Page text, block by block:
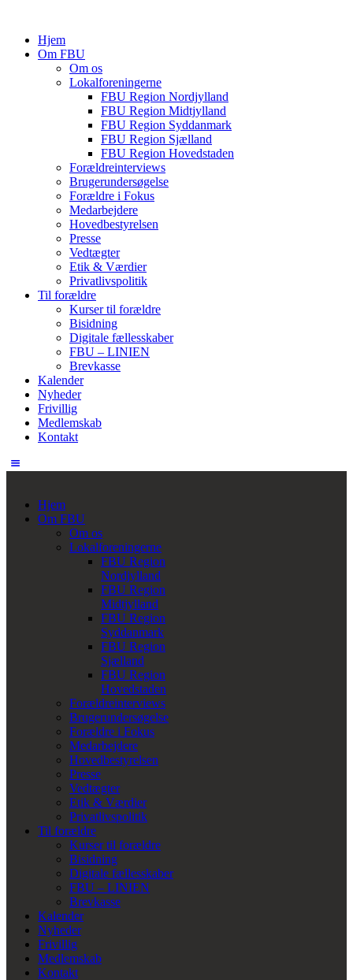
Hjem
Om FBU
Om os
Lokalforeningerne
FBU Region Nordjylland
FBU Region Midtjylland
FBU Region Syddanmark
FBU Region Sjælland
FBU Region Hovedstaden
Forældreinterviews
Brugerundersøgelse
Forældre i Fokus
Medarbejdere
Hovedbestyrelsen
Presse
Vedtægter
Etik & Værdier
Privatlivspolitik
Til forældre
Kurser til forældre
Bisidning
Digitale fællesskaber
FBU – LINIEN
Brevkasse
Kalender
Nyheder
Frivillig
Medlemskab
Kontakt
Hjem
Om FBU
Om os
Lokalforeningerne
FBU Region
Nordjylland
FBU Region
Midtjylland
FBU Region
Syddanmark
FBU Region
Sjælland
FBU Region
Hovedstaden
Forældreinterviews
Brugerundersøgelse
Forældre i Fokus
Medarbejdere
Hovedbestyrelsen
Presse
Vedtægter
Etik & Værdier
Privatlivspolitik
Til forældre
Kurser til forældre
Bisidning
Digitale fællesskaber
FBU – LINIEN
Brevkasse
Kalender
Nyheder
Frivillig
Medlemskab
Kontakt